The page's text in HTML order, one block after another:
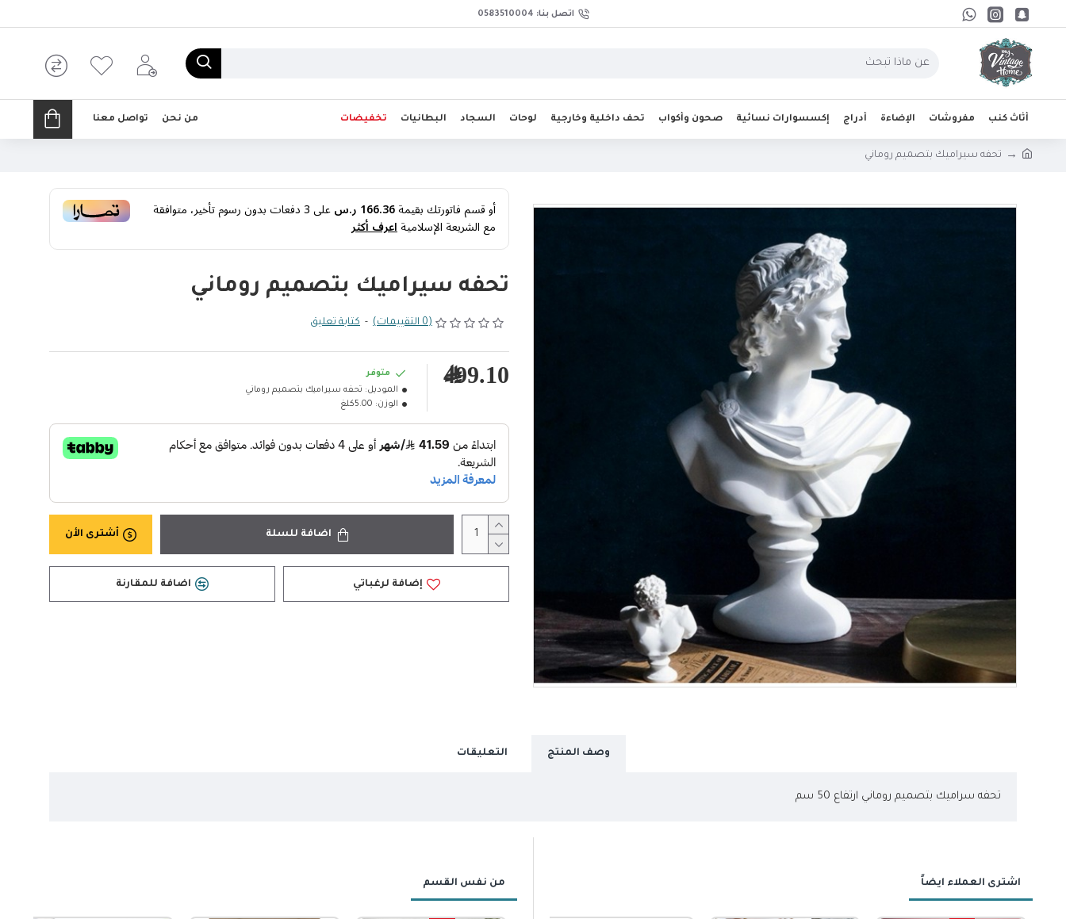
اتصل بنا: 0583510004
أثاث كنب مفروشات الإضاءة أدراج إكسسوارات نسائية صحون وأكواب تحف داخلية وخارجية لوحات السجاد البطانيات تخفيضات من نحن تواصل معنا
تحفه سيراميك بتصميم روماني
أو قسم فاتورتك بقيمة166.36 ر.س على3دفعات بدون رسوم تأخير، متوافقة
مع الشريعة الإسلاميةاعرف أكثر
تحفه سيراميك بتصميم روماني
(0 التقييمات) - كتابة تعليق
499.10﷼
متوفر
الموديل: تحفه سيراميك بتصميم روماني
الوزن: 5.00كلغ
اضافة للسلة أشترى الأن
إضافة لرغباتي اضافة للمقارنة
وصف المنتج التعليقات
تحفه سراميك بتصميم روماني ارتفاع 50 سم
اشترى العملاء ايضاً من نفس القسم